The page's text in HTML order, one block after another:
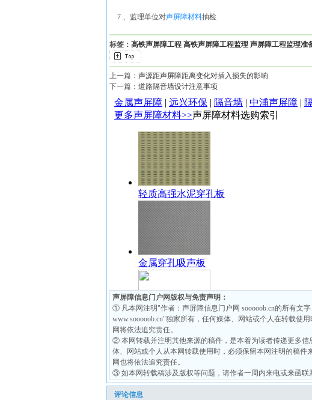
7 、监理单位对声屏障材料抽检
标签： 高铁声屏障工程 高铁声屏障工程监理 声屏障工程监理准
上一篇： 声源距声屏障距离变化对插入损失的影响
下一篇： 道路隔音墙设计注意事项
声屏障信息门户网版权与免责声明：
① 凡本网注明"作者：声屏障信息门户网 sooooob.cn的所有文
www.sooooob.cn"独家所有，任何媒体、网站或个人在转载使
网将依法追究责任。
② 本网转载并注明其他来源的稿件，是本着为读者传递更多
体、网站或个人从本网转载使用时，必须保留本网注明的稿
网也将依法追究责任。
③ 如本网转载稿涉及版权等问题，请作者一周内来电或来函联系
评论信息